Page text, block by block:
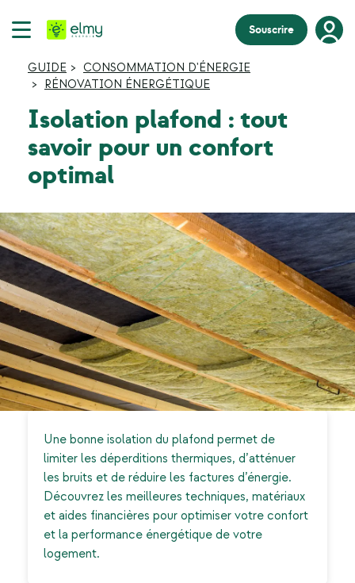
Souscrire
GUIDE
CONSOMMATION D'ÉNERGIE
RÉNOVATION ÉNERGÉTIQUE
Isolation plafond : tout
savoir pour un confort
optimal
Une bonne isolation du plafond permet de
limiter les déperditions thermiques, d’atténuer
les bruits et de réduire les factures d’énergie.
Découvrez les meilleures techniques, matériaux
et aides financières pour optimiser votre confort
et la performance énergétique de votre
logement.